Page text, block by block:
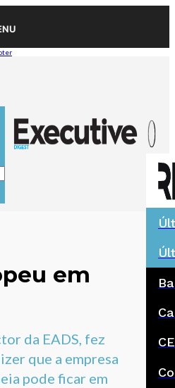
em
da EADS, fez
que a empresa
pode ficar em